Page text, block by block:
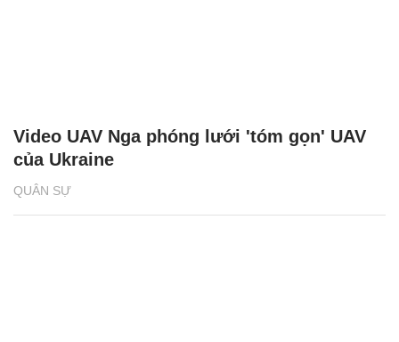
QUÂN SỰ
Video UAV Nga phóng lưới 'tóm gọn' UAV
của Ukraine